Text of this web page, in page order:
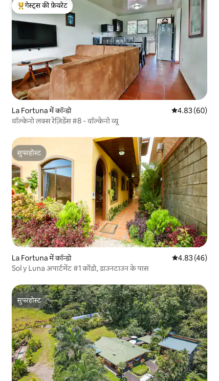
गेस्ट्स का टॉप फ़ेवरेट
गेस्ट्स की फ़ेवरेट
La Fortuna में कॉन्डो औसत रेटिंग 5 में
4.83 (60)
वॉल्केनो लक्स रेज़िडेंस #8 - वॉल्केनो व्यू
सुपरहोस्ट
सुपरहोस्ट
La Fortuna में कॉन्डो औसत रेटिंग 5 में
4.83 (46)
Sol y Luna अपार्टमेंट #1 कोंडो, डाउनटाउन के पास
सुपरहोस्ट
सुपरहोस्ट